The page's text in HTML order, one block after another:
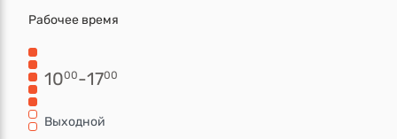
Рабочее время
1000-1700
Выходной